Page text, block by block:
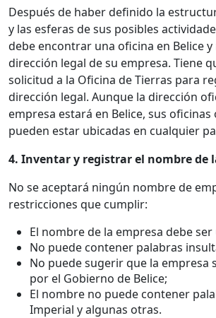
Después de haber definido la
y las esferas de sus posibles
debe encontrar una oficina en Belice
dirección legal de su empresa. Tiene
solicitud a la Oficina de Tierras para
dirección legal. Aunque la dirección
empresa estará en Belice, sus oficinas
pueden estar ubicadas en cualquier
4. Inventar y registrar el nombre de
No se aceptará ningún nombre de
restricciones que cumplir:
El nombre de la empresa debe ser
No puede contener palabras
No puede sugerir que la empresa
por el Gobierno de Belice;
El nombre no puede contener
Imperial y algunas otras.